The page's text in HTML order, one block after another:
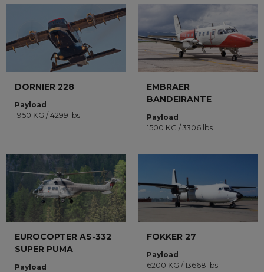
DORNIER 228
Payload
1950 KG / 4299 lbs
EMBRAER
BANDEIRANTE
Payload
1500 KG / 3306 lbs
EUROCOPTER AS-332
SUPER PUMA
Payload
FOKKER 27
Payload
6200 KG / 13668 lbs